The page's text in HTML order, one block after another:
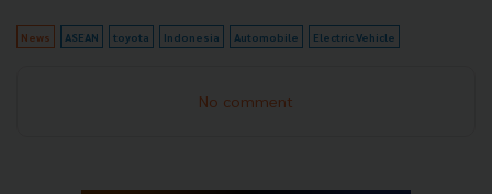
News ASEAN toyota Indonesia Automobile Electric Vehicle
No comment